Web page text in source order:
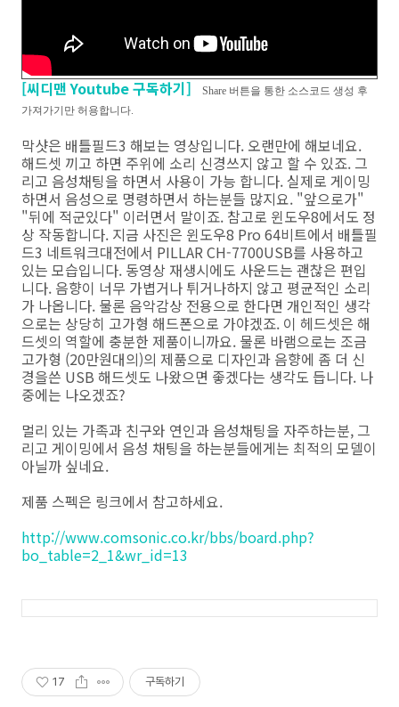
[씨디맨 Youtube 구독하기]
Share 버튼을 통한 소스코드 생성 후
가져가기만 허용합니다.
막샷은 배틀필드3 해보는 영상입니다. 오랜만에 해보네요.
해드셋 끼고 하면 주위에 소리 신경쓰지 않고 할 수 있죠. 그
리고 음성채팅을 하면서 사용이 가능 합니다. 실제로 게이밍
하면서 음성으로 명령하면서 하는분들 많지요. "앞으로가"
"뒤에 적군있다" 이러면서 말이죠. 참고로 윈도우8에서도 정
상 작동합니다. 지금 사진은 윈도우8 Pro 64비트에서 배틀필
드3 네트워크대전에서 PILLAR CH-7700USB를 사용하고
있는 모습입니다. 동영상 재생시에도 사운드는 괜찮은 편입
니다. 음향이 너무 가볍거나 튀거나하지 않고 평균적인 소리
가 나옵니다. 물론 음악감상 전용으로 한다면 개인적인 생각
으로는 상당히 고가형 해드폰으로 가야겠죠. 이 헤드셋은 해
드셋의 역할에 충분한 제품이니까요. 물론 바램으로는 조금
고가형 (20만원대의)의 제품으로 디자인과 음향에 좀 더 신
경을쓴 USB 해드셋도 나왔으면 좋겠다는 생각도 듭니다. 나
중에는 나오겠죠?
멀리 있는 가족과 친구와 연인과 음성채팅을 자주하는분, 그
리고 게이밍에서 음성 채팅을 하는분들에게는 최적의 모델이
아닐까 싶네요.
제품 스펙은 링크에서 참고하세요.
http://www.comsonic.co.kr/bbs/board.php?
bo_table=2_1&wr_id=13
17 구독하기